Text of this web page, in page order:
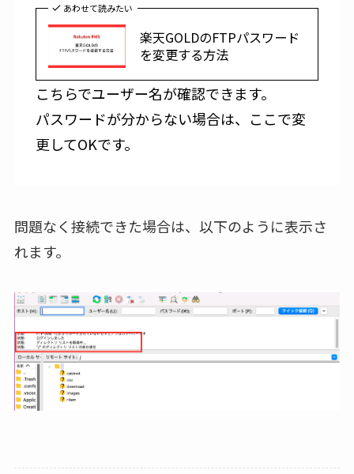
あわせて読みたい
楽天GOLDのFTPパスワード
を変更する方法
こちらでユーザー名が確認できます。
パスワードが分からない場合は、ここで変
更してOKです。
問題なく接続できた場合は、以下のように表示さ
れます。